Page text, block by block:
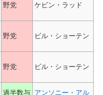
野党 ケビン・ラッド
野党 ビル・ショーテン
野党 ビル・ショーテン
過半数与 アンソニー・アル